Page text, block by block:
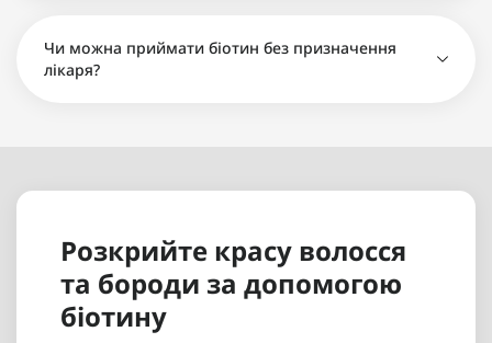
Вітаміни MinoMax Biotin для волосся 100 кап. -
445 грн
Чи можна приймати біотин без призначення
лікаря?
Розкрийте красу волосся
та бороди за допомогою
біотину